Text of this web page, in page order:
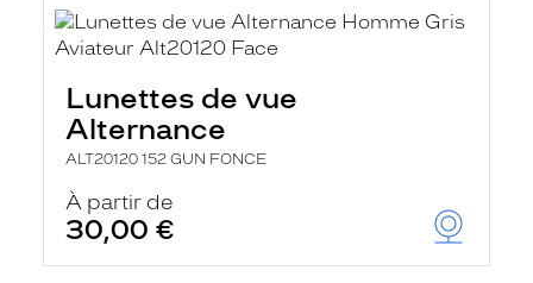
Lunettes de vue
Alternance
ALT20120 152 GUN FONCE
À partir de
30,00 €